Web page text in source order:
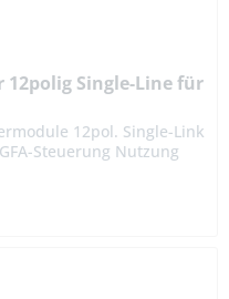
Single-Line für
12pol. Single-Link
Steuerung Nutzung